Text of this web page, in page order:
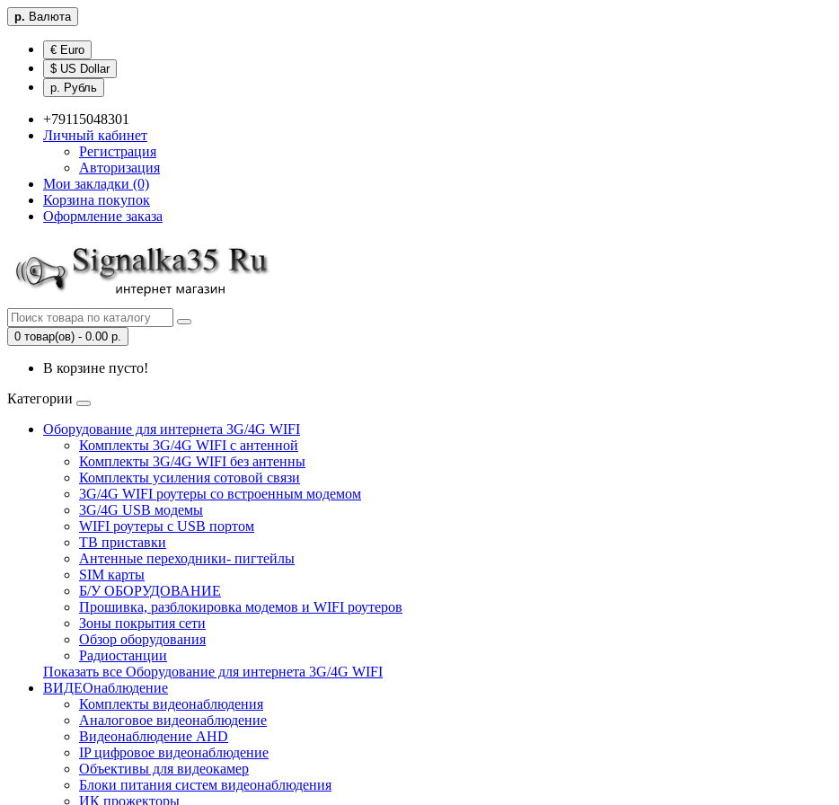
р. Валюта
€ Euro
$ US Dollar
р. Рубль
+79115048301
Личный кабинет
Регистрация
Авторизация
Мои закладки (0)
Корзина покупок
Оформление заказа
0 товар(ов) - 0.00 р.
В корзине пусто!
Категории
Оборудование для интернета 3G/4G WIFI
Комплекты 3G/4G WIFI с антенной
Комплекты 3G/4G WIFI без антенны
Комплекты усиления сотовой связи
3G/4G WIFI роутеры со встроенным модемом
3G/4G USB модемы
WIFI роутеры с USB портом
ТВ приставки
Антенные переходники- пигтейлы
SIM карты
Б/У ОБОРУДОВАНИЕ
Прошивка, разблокировка модемов и WIFI роутеров
Зоны покрытия сети
Обзор оборудования
Радиостанции
Показать все Оборудование для интернета 3G/4G WIFI
ВИДЕОнаблюдение
Комплекты видеонаблюдения
Аналоговое видеонаблюдение
Видеонаблюдение AHD
IP цифровое видеонаблюдение
Объективы для видеокамер
Блоки питания систем видеонаблюдения
ИК прожекторы